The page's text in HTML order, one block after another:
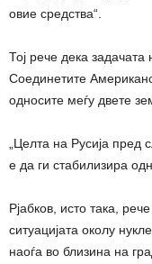
овие средства“.
Тој рече дека
Соединетите
односите меѓу двете
„Целта на Русија
е да ги стабилизира
Рјабков, исто така,
ситуацијата околу
наоѓа во близина на